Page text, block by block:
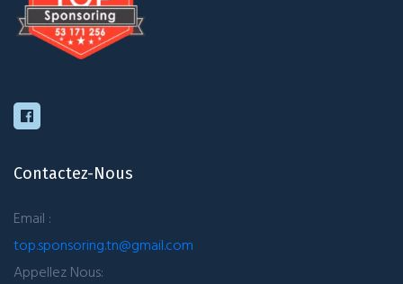
Contactez-Nous
Email :
top.sponsoring.tn@gmail.com
Appellez Nous: